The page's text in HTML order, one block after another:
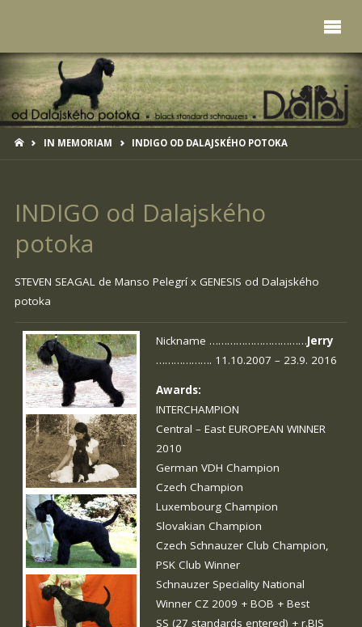
HOMEIN MEMORIAM INDIGO OD DALAJSKÉHO POTOKA
INDIGO od Dalajského
potoka
STEVEN SEAGAL de Manso Pelegríx GENESIS od Dalajského
potoka
Nickname ……………………………Jerry
………………. 11.10.2007 – 23.9. 2016
Awards:
INTERCHAMPION
Central – East EUROPEAN WINNER
2010
German VDH Champion
Czech Champion
Luxembourg Champion
Slovakian Champion
Czech Schnauzer Club Champion,
PSK Club Winner
Schnauzer Speciality National
Winner CZ 2009 + BOB + Best
SS (27 standards entered) + r.BIS